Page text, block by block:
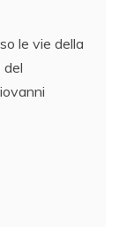
le vie della
del